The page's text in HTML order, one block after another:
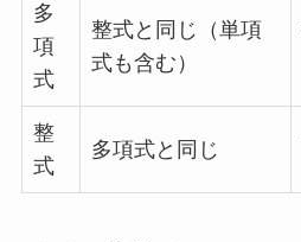
多
項
式
整式と同じ（単項
式も含む）
整
式
多項式と同じ